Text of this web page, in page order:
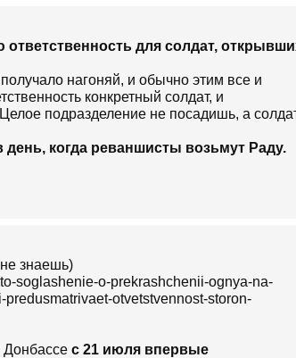
для солдат,
нагоняй, и обычно этим все и
конкретный солдат, и
подразделение не посадишь, а
когда реваншисты возьмут Раду.
не знаешь)
soglashenie-o-prekrashchenii-ognya-na-
otvetstvennost-storon-
Донбассе с 21 июля впервые